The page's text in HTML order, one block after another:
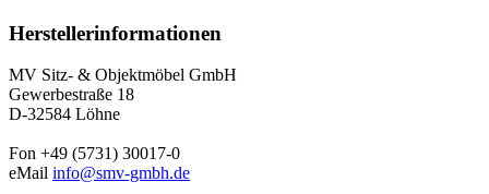
Herstellerinformationen
MV Sitz- & Objektmöbel GmbH
Gewerbestraße 18
D-32584 Löhne
Fon +49 (5731) 30017-0
eMail info@smv-gmbh.de